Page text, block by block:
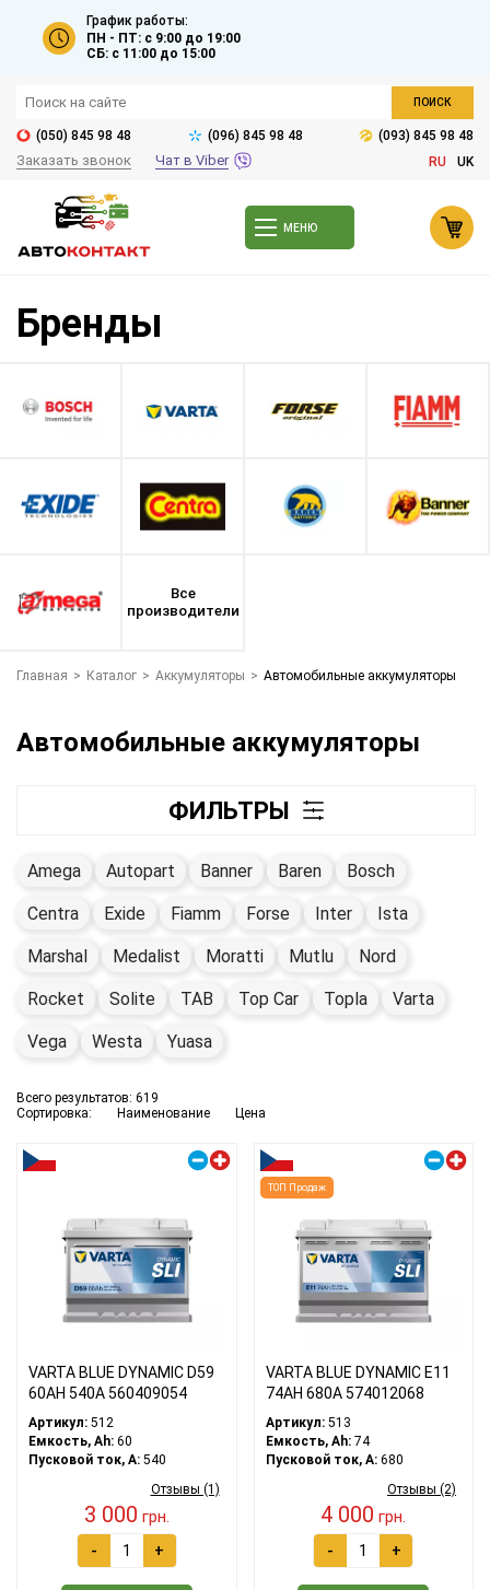
График работы:
ПН - ПТ: с 9:00 до 19:00
СБ: с 11:00 до 15:00
ПОИСК
(050) 845 98 48 (096) 845 98 48 (093) 845 98 48
Заказать звонок Чат в Viber RU UK
МЕНЮ
Бренды
Все
производители
Главная > Каталог > Аккумуляторы > Автомобильные аккумуляторы
Автомобильные аккумуляторы
ФИЛЬТРЫ
Amega Autopart Banner Baren Bosch
Centra Exide Fiamm Forse Inter Ista
Marshal Medalist Moratti Mutlu Nord
Rocket Solite TAB Top Car Topla Varta
Vega Westa Yuasa
Сортировка: Наименование Цена
Всего результатов: 619
VARTA BLUE DYNAMIC D59
60АH 540A 560409054
Артикул: 512
Емкость, Ah: 60
Пусковой ток, A: 540
Отзывы (1)
3 000 грн.
- +
ТОП Продаж
VARTA BLUE DYNAMIC E11
74АH 680A 574012068
Артикул:513
Емкость, Ah:74
Пусковой ток, A:680
Отзывы (2)
4 000 грн.
- +